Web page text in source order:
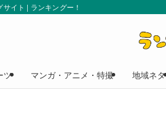
イト | ランキングー！
ツ マンガ・アニメ・特撮 地域ネタ